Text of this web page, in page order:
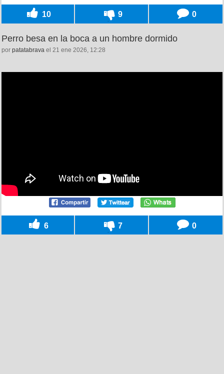
10 9 0
Perro besa en la boca a un hombre dormido
por patatabrava el 21 ene 2026, 12:28
6 7 0